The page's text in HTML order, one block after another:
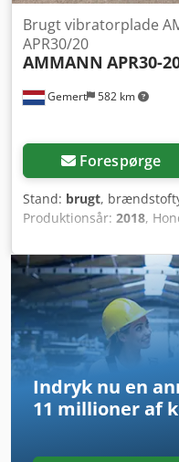
Gemert 582 km
Brugt vibratorplade
APR30/20
AMMANN APR30-
Forespørge
Stand: brugt,
Produktionsår: 2018,
Vægt: 199 kg Slagkraft:
Pris: 1.700,- € ekskl.
lager!
Indryk nu en
11 millioner af